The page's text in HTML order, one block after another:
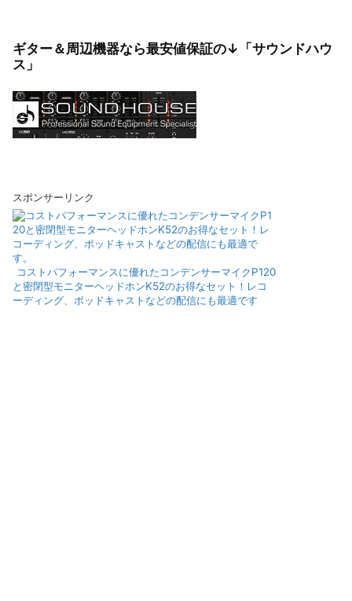
ギター＆周辺機器なら最安値保証の↓「サウンドハウ
ス」
スポンサーリンク
コストパフォーマンスに優れたコンデンサーマイクP120
と密閉型モニターヘッドホンK52のお得なセット！レコ
ーディング、ポッドキャストなどの配信にも最適です